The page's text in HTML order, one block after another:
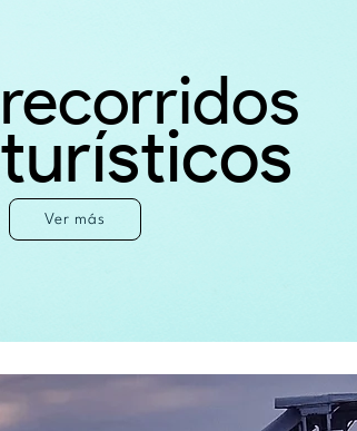
recorridos
turísticos
Ver más